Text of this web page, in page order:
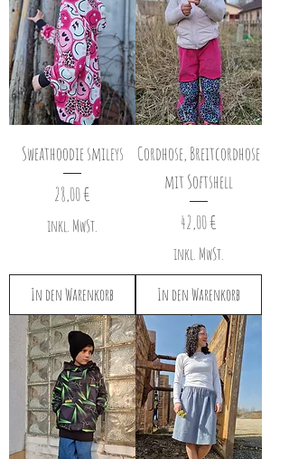
Sweathoodie smileys
Preis
28,00 €
inkl. MwSt.
In den Warenkorb
Cordhose, Breitcordhose
mit Softshell
Preis
42,00 €
inkl. MwSt.
In den Warenkorb